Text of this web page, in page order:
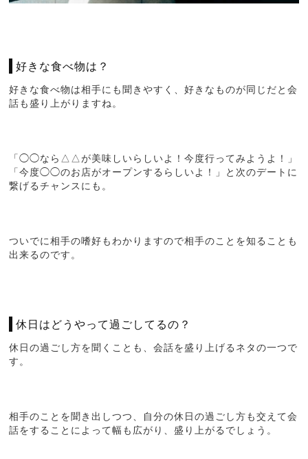
好きな食べ物は？
好きな食べ物は相手にも聞きやすく、好きなものが同じだと会
話も盛り上がりますね。
「◯◯なら△△が美味しいらしいよ！今度行ってみようよ！」
「今度◯◯のお店がオープンするらしいよ！」と次のデートに
繋げるチャンスにも。
ついでに相手の嗜好もわかりますので相手のことを知ることも
出来るのです。
休日はどうやって過ごしてるの？
休日の過ごし方を聞くことも、会話を盛り上げるネタの一つで
す。
相手のことを聞き出しつつ、自分の休日の過ごし方も交えて会
話をすることによって幅も広がり、盛り上がるでしょう。